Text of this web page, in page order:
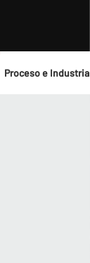
Proceso e Industria